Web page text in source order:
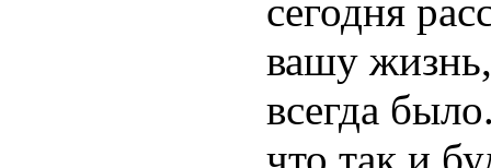
сегодня
вашу
всегда
что так и